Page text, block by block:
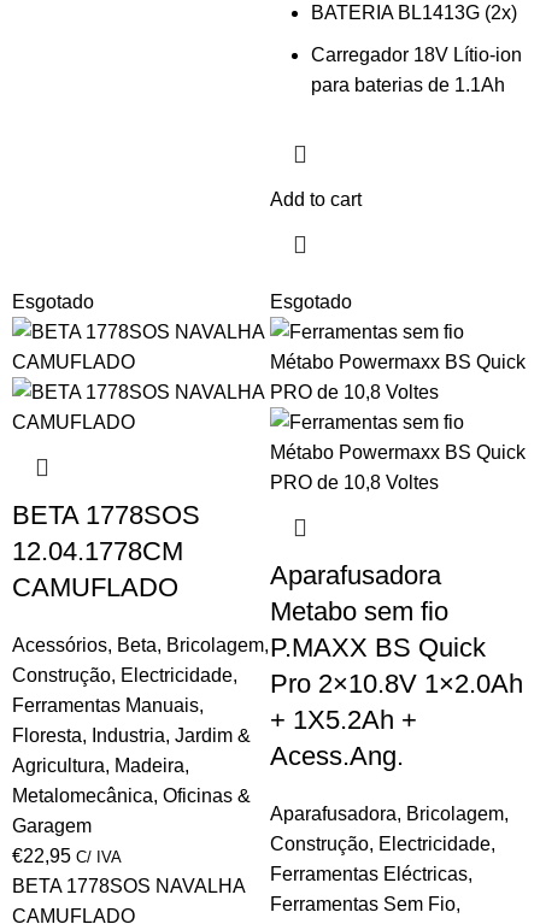
BATERIA BL1413G (2x)
Carregador 18V Lítio-ion
para baterias de 1.1Ah
Add to cart
Esgotado
BETA 1778SOS
12.04.1778CM
CAMUFLADO
Acessórios, Beta, Bricolagem,
Construção, Electricidade,
Ferramentas Manuais,
Floresta, Industria, Jardim &
Agricultura, Madeira,
Metalomecânica, Oficinas &
Garagem
€22,95 C/ IVA
BETA 1778SOS NAVALHA
CAMUFLADO
Esgotado
Aparafusadora
Metabo sem fio
P.MAXX BS Quick
Pro 2×10.8V 1×2.0Ah
+ 1X5.2Ah +
Acess.Ang.
Aparafusadora, Bricolagem,
Construção, Electricidade,
Ferramentas Eléctricas,
Ferramentas Sem Fio,